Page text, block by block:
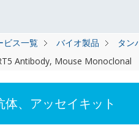
ビス一覧 バイオ製品 タン
Antibody, Mouse Monoclonal
体、アッセイキット